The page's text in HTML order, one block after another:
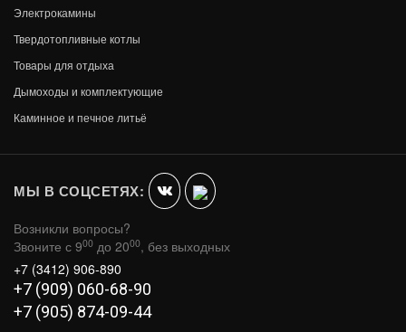
МАНГАЛ ВЕЗУВИЙ НАДЕЖНЫЙ ПЛЮС
27 450
Электрокамины
Твердотопливные котлы
Товары для отдыха
Дымоходы и комплектующие
Каминное и печное литьё
МЫ В СОЦСЕТЯХ:
Возникли вопросы?
Звоните с 900 до 2000, без выходных
+7 (3412) 906-890
+7 (909) 060-68-90
+7 (905) 874-09-44